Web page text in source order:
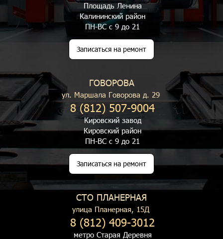
Площадь Ленина
Калининский район
ПН-ВС с 9 до 21
Записаться на ремонт
ГОВОРОВА
ул. Маршала Говорова д. 29
8 (812) 507-9004
Кировский завод
Кировский район
ПН-ВС с 9 до 21
Записаться на ремонт
СТО ПЛАНЕРНАЯ
улица Планерная, 15Д
8 (812) 409-3012
метро Старая Деревня